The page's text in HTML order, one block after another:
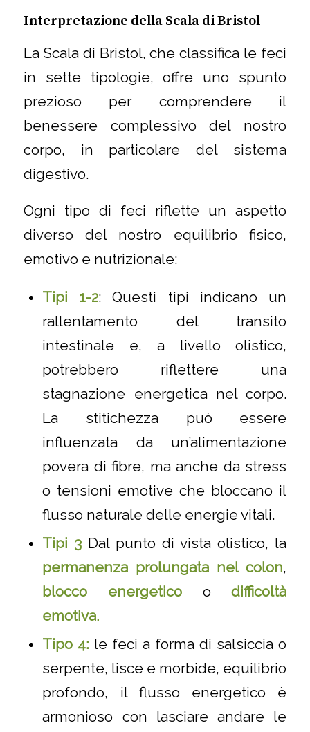
Interpretazione della Scala di Bristol
La Scala di Bristol, che classifica le feci
in sette tipologie, offre uno spunto
prezioso per comprendere il
benessere complessivo del nostro
corpo, in particolare del sistema
digestivo.
Ogni tipo di feci riflette un aspetto
diverso del nostro equilibrio fisico,
emotivo e nutrizionale:
Tipi 1-2: Questi tipi indicano un
rallentamento del transito
intestinale e, a livello olistico,
potrebbero riflettere una
stagnazione energetica nel corpo.
La stitichezza può essere
influenzata da un’alimentazione
povera di fibre, ma anche da stress
o tensioni emotive che bloccano il
flusso naturale delle energie vitali.
Tipi 3 Dal punto di vista olistico, la
permanenza prolungata nel colon,
blocco energeticoodifficoltà
emotiva.
Tipo 4: le feci a forma di salsiccia o
serpente, lisce e morbide, equilibrio
profondo, il flusso energetico è
armonioso con lasciare andare le